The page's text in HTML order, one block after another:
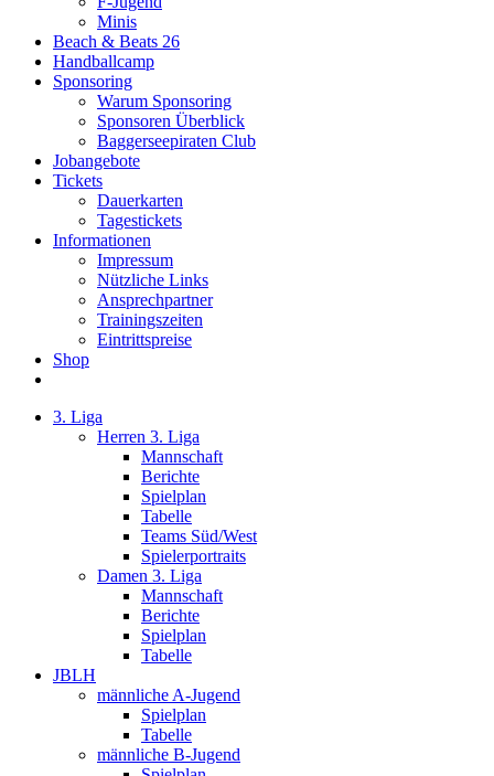
Minis
Beach & Beats 26
Handballcamp
Sponsoring
Warum Sponsoring
Sponsoren Überblick
Baggerseepiraten Club
Jobangebote
Tickets
Dauerkarten
Tagestickets
Informationen
Impressum
Nützliche Links
Ansprechpartner
Trainingszeiten
Eintrittspreise
Shop
3. Liga
Herren 3. Liga
Mannschaft
Berichte
Spielplan
Tabelle
Teams Süd/West
Spielerportraits
Damen 3. Liga
Mannschaft
Berichte
Spielplan
Tabelle
JBLH
männliche A-Jugend
Spielplan
Tabelle
männliche B-Jugend